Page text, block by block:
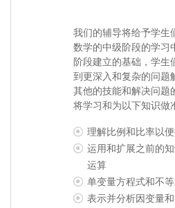
我们的辅导将给予学生
数学的中级阶段的学习
阶段建立的基础，学生
到更深入和复杂的问题
其他的技能和解决问题
将学习和为以下知识做
理解比例和比率以
运用和扩展之前的
运算
单变量方程式和不
表示并分析因变量